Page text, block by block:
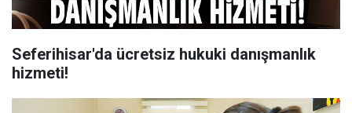
Seferihisar'da ücretsiz hukuki danışmanlık
hizmeti!